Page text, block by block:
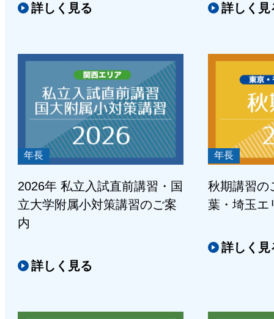
詳しく見る 詳しく見
年長
2026年 私立入試直前講習・国
立大学附属小対策講習のご案
内
詳しく見る
年長
秋期講習の
葉・埼玉エ
詳しく見